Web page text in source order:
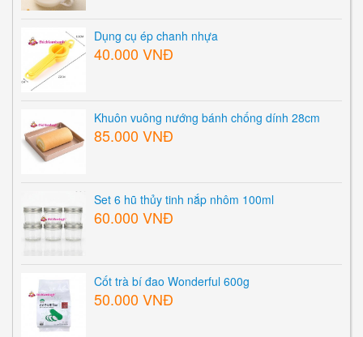
Dụng cụ ép chanh nhựa
40.000 VNĐ
Khuôn vuông nướng bánh chống dính 28cm
85.000 VNĐ
Set 6 hũ thủy tinh nắp nhôm 100ml
60.000 VNĐ
Cốt trà bí đao Wonderful 600g
50.000 VNĐ